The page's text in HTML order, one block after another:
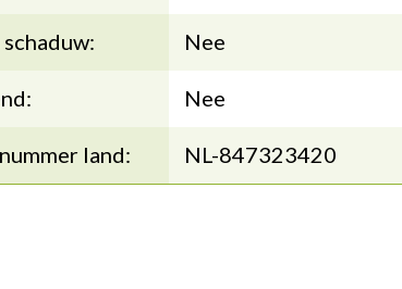
Nee
Nee
land: NL-847323420